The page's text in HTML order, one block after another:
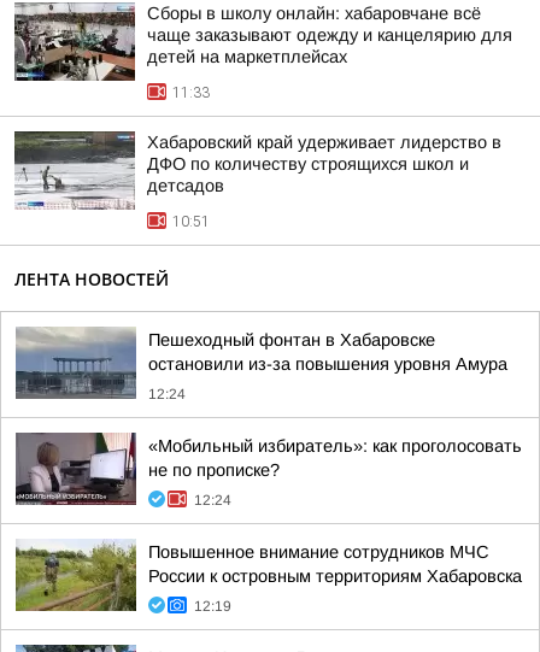
Сборы в школу онлайн: хабаровчане всё
чаще заказывают одежду и канцелярию для
детей на маркетплейсах
11:33
Хабаровский край удерживает лидерство в
ДФО по количеству строящихся школ и
детсадов
10:51
ЛЕНТА НОВОСТЕЙ
Пешеходный фонтан в Хабаровске
остановили из-за повышения уровня Амура
12:24
«Мобильный избиратель»: как проголосовать
не по прописке?
12:24
Повышенное внимание сотрудников МЧС
России к островным территориям Хабаровска
12:19